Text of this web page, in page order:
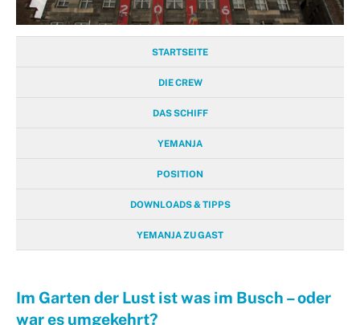
STARTSEITE
DIE CREW
DAS SCHIFF
YEMANJA
POSITION
DOWNLOADS & TIPPS
YEMANJA ZU GAST
Im Garten der Lust ist was im Busch – oder
war es umgekehrt?